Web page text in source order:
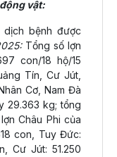
vật:
bệnh được
Tổng số lợn
con/18 hộ/15
Tín, Cư Jút,
Cơ, Nam Đà
29.363 kg; tổng
Châu Phi của
con, Tuy Đức:
Cư Jút: 51.250